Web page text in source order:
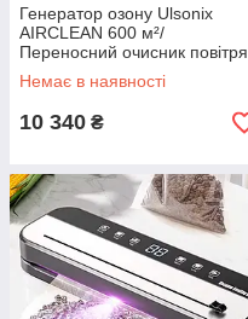
Генератор озону Ulsonix
AIRCLEAN 600 м²/
Переносний очисник повітря
10000 мг/год - 98 Вт Жовтий
Немає в наявності
10 340 ₴